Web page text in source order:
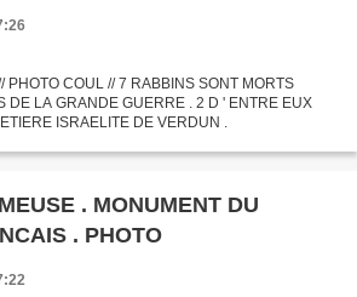
PHOTO COUL // 7 RABBINS SONT MORTS
DE LA GRANDE GUERRE . 2 D ' ENTRE EUX
ISRAELITE DE VERDUN .
SOUVENIR FRANCAIS . PHOTO